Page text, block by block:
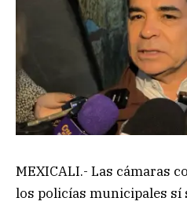
MEXICALI.- Las cámaras
los policías municipales sí